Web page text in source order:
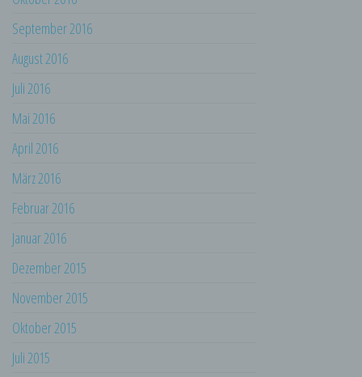
September 2016
August 2016
Juli 2016
Mai 2016
April 2016
März 2016
Februar 2016
Januar 2016
Dezember 2015
November 2015
Oktober 2015
Juli 2015
einer identifizierten oder identifizierbaren
personenbezogenen Daten entscheidet.
so kann der Verantwortliche
Kriterien seiner Benennung nach dem
Unionsrecht oder dem Recht der
Mitgliedstaaten vorgesehen werden.